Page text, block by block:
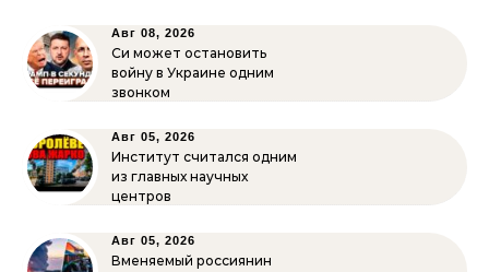
Авг 08, 2026
Си может остановить
войну в Украине одним
звонком
Авг 05, 2026
Институт считался одним
из главных научных
центров
Авг 05, 2026
Вменяемый россиянин